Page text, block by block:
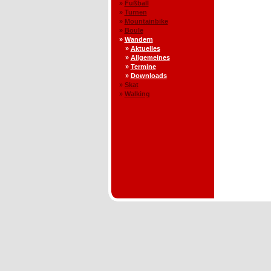
» Fußball
» Turnen
» Mountainbike
» Boule
» Wandern
» Aktuelles
» Allgemeines
» Termine
» Downloads
» Skat
» Walking